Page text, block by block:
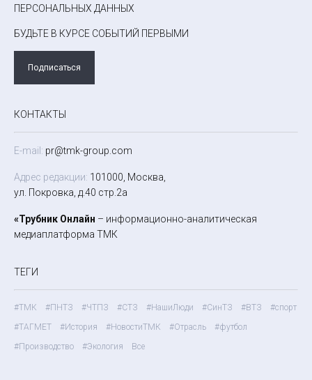
ПЕРСОНАЛЬНЫХ ДАННЫХ
БУДЬТЕ В КУРСЕ СОБЫТИЙ ПЕРВЫМИ
Подписаться
КОНТАКТЫ
E-mail: pr@tmk-group.com
Адрес редакции: 101000, Москва,
ул. Покровка, д.40 стр.2а
«Трубник Онлайн – информационно-аналитическая
медиаплатформа ТМК
ТЕГИ
#ТМК #ПНТЗ #ЧТПЗ #СТЗ #НашиЛюди #СинТЗ #ВТЗ
#спорт
#ТАГМЕТ
#История #НовостиТМК #Отрасль
#футбол
#Производство
#Экология Все